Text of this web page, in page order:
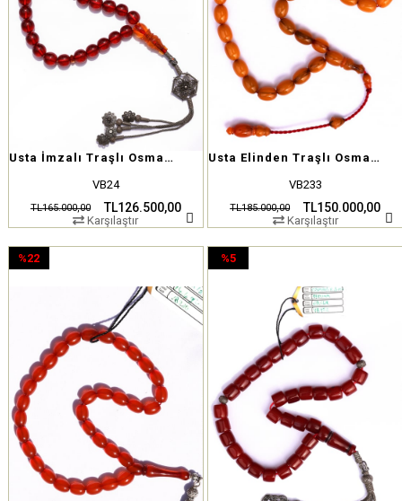
Usta İmzalı Traşlı Osmanlı Dev Ateş Kehribar Tesbih
VB24
TL126.500,00
TL165.000,00
Karşılaştır
Usta Elinden Traşlı Osmanlı Sıkma Kehribar Tesbih
VB233
TL150.000,00
TL185.000,00
Karşılaştır
%22
%5